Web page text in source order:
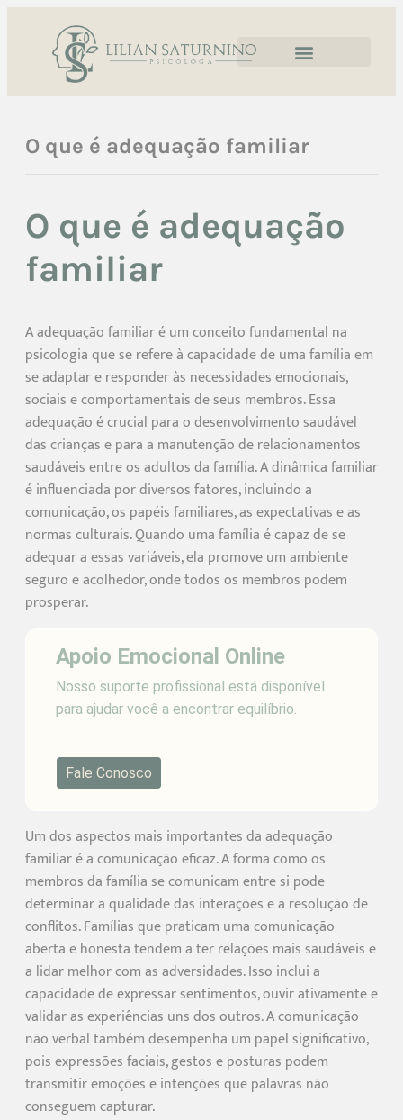
O que é adequação familiar
O que é adequação
familiar
A adequação familiar é um conceito fundamental na
psicologia que se refere à capacidade de uma família em
se adaptar e responder às necessidades emocionais,
sociais e comportamentais de seus membros. Essa
adequação é crucial para o desenvolvimento saudável
das crianças e para a manutenção de relacionamentos
saudáveis entre os adultos da família. A dinâmica familiar
é influenciada por diversos fatores, incluindo a
comunicação, os papéis familiares, as expectativas e as
normas culturais. Quando uma família é capaz de se
adequar a essas variáveis, ela promove um ambiente
seguro e acolhedor, onde todos os membros podem
prosperar.
Apoio Emocional Online
Nosso suporte profissional está disponível
para ajudar você a encontrar equilíbrio.
Fale Conosco
Um dos aspectos mais importantes da adequação
familiar é a comunicação eficaz. A forma como os
membros da família se comunicam entre si pode
determinar a qualidade das interações e a resolução de
conflitos. Famílias que praticam uma comunicação
aberta e honesta tendem a ter relações mais saudáveis e
a lidar melhor com as adversidades. Isso inclui a
capacidade de expressar sentimentos, ouvir ativamente e
validar as experiências uns dos outros. A comunicação
não verbal também desempenha um papel significativo,
pois expressões faciais, gestos e posturas podem
transmitir emoções e intenções que palavras não
conseguem capturar.